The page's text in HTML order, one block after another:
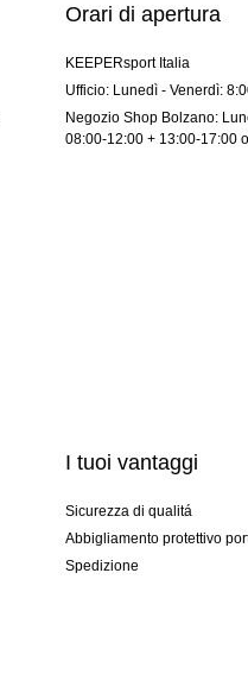
Orari di apertura
KEEPERsport Italia
Ufficio: Lunedì - Venerdì:
Negozio Shop Bolzano:
08:00-12:00 + 13:00-17:00
I tuoi vantaggi
Sicurezza di qualitá
Abbigliamento protettivo
Spedizione